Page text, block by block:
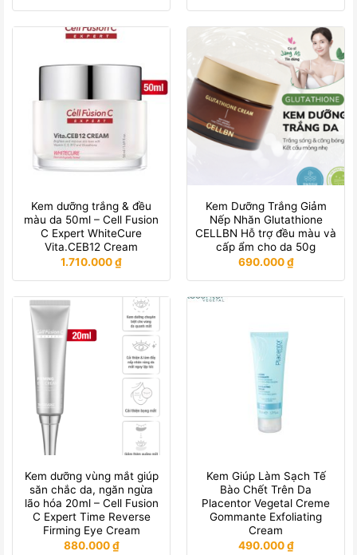
Kem dưỡng trắng & đều
màu da 50ml – Cell Fusion
C Expert WhiteCure
Vita.CEB12 Cream
1.710.000₫
Kem Dưỡng Trắng Giảm
Nếp Nhăn Glutathione
CELLBN Hỗ trợ đều màu và
cấp ẩm cho da 50g
690.000₫
Kem dưỡng vùng mắt giúp
săn chắc da, ngăn ngừa
lão hóa 20ml – Cell Fusion
C Expert Time Reverse
Firming Eye Cream
880.000₫
Kem Giúp Làm Sạch Tế
Bào Chết Trên Da
Placentor Vegetal Creme
Gommante Exfoliating
Cream
490.000₫